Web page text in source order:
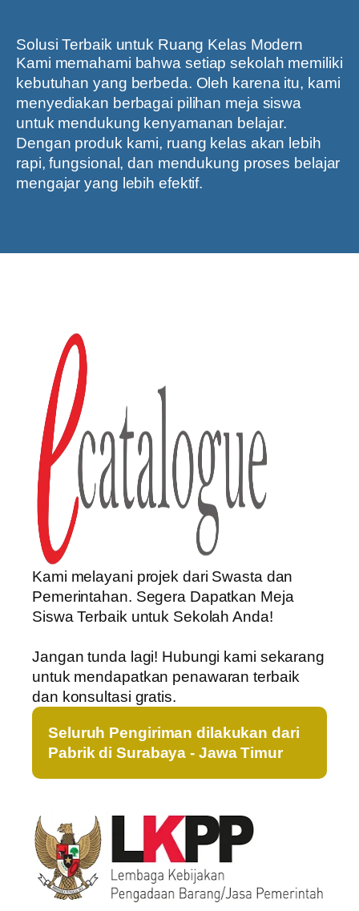
Solusi Terbaik untuk Ruang Kelas Modern
Kami memahami bahwa setiap sekolah memiliki
kebutuhan yang berbeda. Oleh karena itu, kami
menyediakan berbagai pilihan meja siswa
untuk mendukung kenyamanan belajar.
Dengan produk kami, ruang kelas akan lebih
rapi, fungsional, dan mendukung proses belajar
mengajar yang lebih efektif.
Kami melayani projek dari Swasta dan
Pemerintahan. Segera Dapatkan Meja
Siswa Terbaik untuk Sekolah Anda!
Jangan tunda lagi! Hubungi kami sekarang
untuk mendapatkan penawaran terbaik
dan konsultasi gratis.
Seluruh Pengiriman dilakukan dari
Pabrik di Surabaya - Jawa Timur